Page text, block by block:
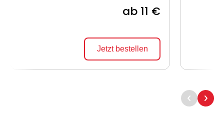
ab 11 €
Jetzt bestellen